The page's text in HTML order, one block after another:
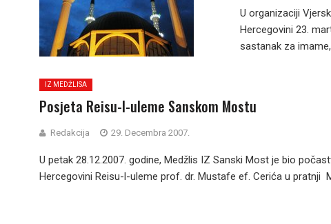
U organizaciji
Hercegovini 23.
sastanak za
IZ MEDŽLISA
Posjeta Reisu-l-uleme Sanskom Mostu
Redakcija 29. Decembra 2007.
U petak 28.12.2007. godine, Medžlis IZ Sanski Most je bio
Hercegovini Reisu-l-uleme prof. dr. Mustafe ef. Cerića u pratnji